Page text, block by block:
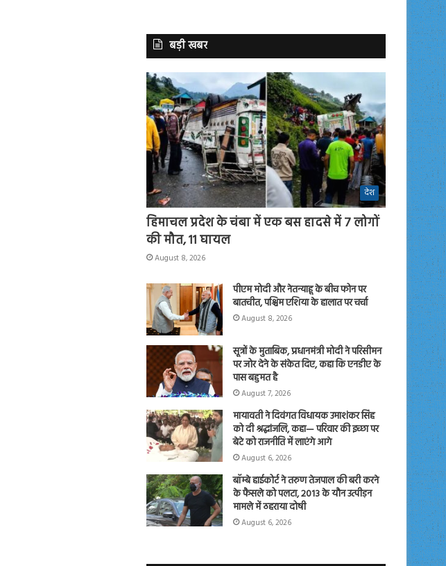
बड़ी खबर
देश
हिमाचल प्रदेश के चंबा में एक बस हादसे में 7 लोगों
की मौत, 11 घायल
August 8, 2026
पीएम मोदी और नेतन्याहू के बीच फोन पर
बातचीत, पश्चिम एशिया के हालात पर चर्चा
August 8, 2026
सूत्रों के मुताबिक, प्रधानमंत्री मोदी ने परिसीमन
पर जोर देने के संकेत दिए, कहा कि एनडीए के
पास बहुमत है
August 7, 2026
मायावती ने दिवंगत विधायक उमाशंकर सिंह
को दी श्रद्धांजलि, कहा— परिवार की इच्छा पर
बेटे को राजनीति में लाएंगे आगे
August 6, 2026
बॉम्बे हाईकोर्ट ने तरुण तेजपाल की बरी करने
के फैसले को पलटा, 2013 के यौन उत्पीड़न
मामले में ठहराया दोषी
August 6, 2026